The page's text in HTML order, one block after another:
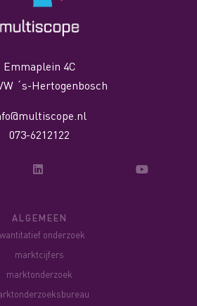
Emmaplein 4C
´s-Hertogenbosch
073-6212122
ALGEMEEN
onderzoek
marktcijfers
marktonderzoek